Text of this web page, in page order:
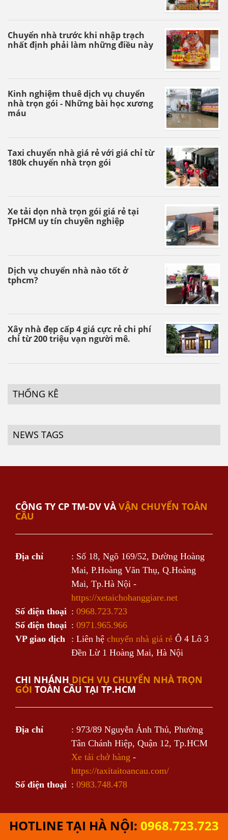
Chuyển nhà trước khi nhập trạch
nhất định phải làm những điều này
Kinh nghiệm thuê dịch vụ chuyển
nhà trọn gói - Những bài học xương
máu
Taxi chuyển nhà giá rẻ với giá chỉ từ
180k chuyển nhà trọn gói
Xe tải dọn nhà trọn gói giá rẻ tại
TpHCM uy tín chuyên nghiệp
Dịch vụ chuyển nhà nào tốt ở
tphcm?
Xây nhà đẹp cấp 4 giá cực rẻ chi phí
chỉ từ 200 triệu vạn người mê.
THỐNG KÊ
NEWS TAGS
CÔNG TY CP TM-DV VÀVẬN CHUYỂN TOÀN
CẦU
Địa chỉ
: Số 18, Ngõ 169/52, Đường Hoàng
Mai, P.Hoàng Văn Thụ, Q.Hoàng
Mai, Tp.Hà Nội -
https://xetaichohanggiare.net
Số điện thoại : 0968.723.723
Số điện thoại : 0971.965.966
VP giao dịch
: Liên hệ chuyển nhà giá rẻ Ô 4 Lô 3
Đền Lừ 1 Hoàng Mai, Hà Nội
CHI NHÁNH DỊCH VỤ CHUYỂN NHÀ TRỌN
GÓI TOÀN CẦU TẠI TP.HCM
Địa chỉ
: 973/89 Nguyễn Ảnh Thủ, Phường
Tân Chánh Hiệp, Quận 12, Tp.HCM
Xe tải chở hàng -
https://taxitaitoancau.com/
Số điện thoại : 0983.748.478
HOTLINE TẠI HÀ NỘI: 0968.723.723